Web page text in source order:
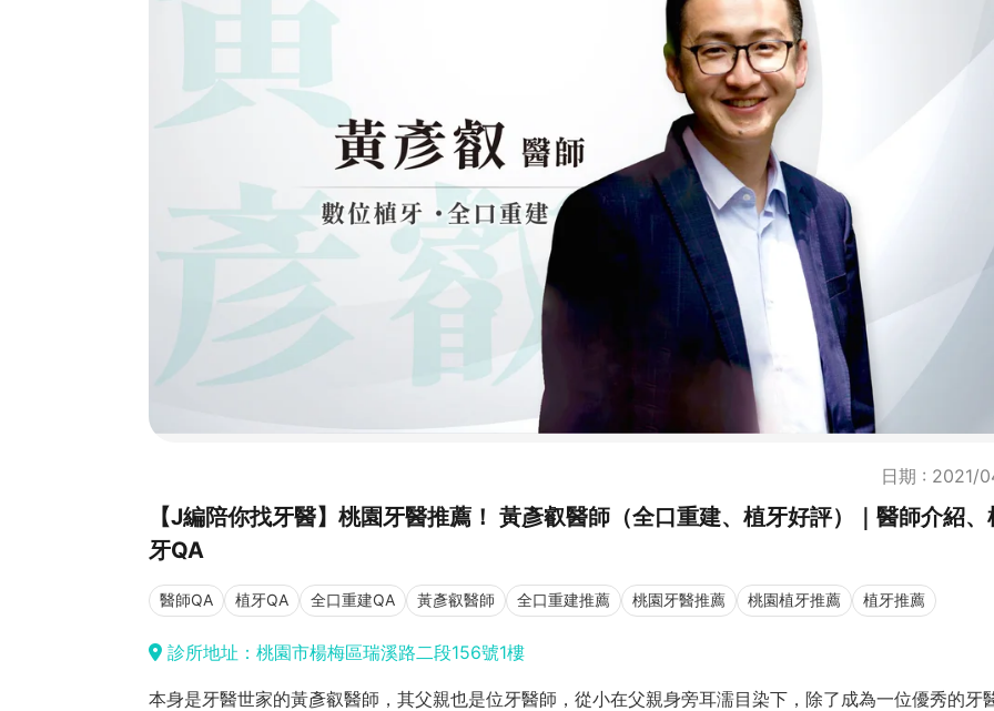
日期 : 2021/
【J編陪你找牙醫】桃園牙醫推薦！ 黃彥叡醫師（全口重建、植牙好評）｜醫師介紹、
牙QA
醫師QA 植牙QA 全口重建QA 黃彥叡醫師 全口重建推薦 桃園牙醫推薦 桃園植牙推薦 植牙推薦
診所地址：桃園市楊梅區瑞溪路二段156號1樓
本身是牙醫世家的黃彥叡醫師，其父親也是位牙醫師，從小在父親身旁耳濡目染下，除了成為一位優秀的牙